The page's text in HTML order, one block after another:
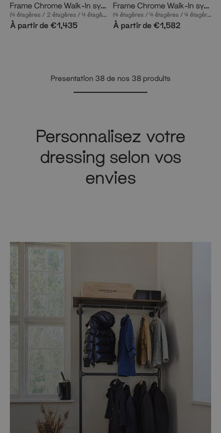
Frame Chrome Walk-In système de dressing en 3 rangées
(4 étagères / 2 étagères / 4 étagères) système de rangement complet en chrome
À partir de €1,435
Frame Chrome Walk-In système de dressing en 3 rangées
(4 étagères / 4 étagères / 4 étagères) système de rangement complet en chrome
À partir de €1,582
Presentation 38de nos 38produits
Personnalisez votre
dressing selon vos
envies